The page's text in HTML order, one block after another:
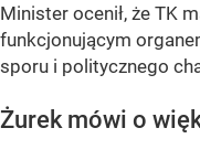
Minister ocenił, że TK
funkcjonującym
sporu i politycznego
Żurek mówi o